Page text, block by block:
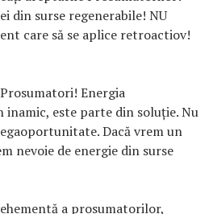
din surse regenerabile! NU
care să se aplice retroactiov!
Energia
inamic, este parte din soluție. Nu
Dacă vrem un
nevoie de energie din surse
a prosumatorilor,